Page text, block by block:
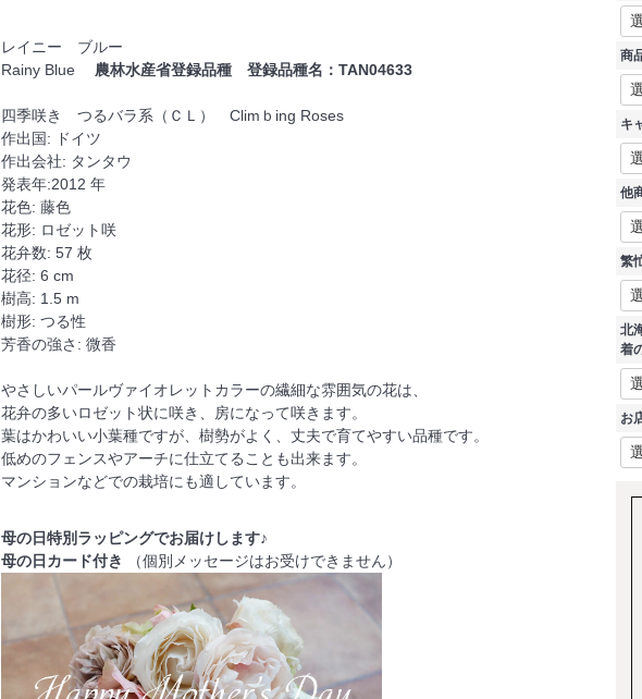
レイニー ブルー
Rainy Blue 農林水産省登録品種 登録品種名：TAN04633
四季咲き つるバラ系（ＣＬ） Climｂing Roses
作出国: ドイツ
作出会社: タンタウ
発表年:2012 年
花色: 藤色
花形: ロゼット咲
花弁数: 57 枚
花径: 6 cm
樹高: 1.5 m
樹形: つる性
芳香の強さ: 微香
やさしいパールヴァイオレットカラーの繊細な雰囲気の花は、
花弁の多いロゼット状に咲き、房になって咲きます。
葉はかわいい小葉種ですが、樹勢がよく、丈夫で育てやすい品種です。
低めのフェンスやアーチに仕立てることも出来ます。
マンションなどでの栽培にも適しています。
母の日特別ラッピングでお届けします♪
母の日カード付き
（個別メッセージはお受けできません）
商
キ
他
繁
北
着
お